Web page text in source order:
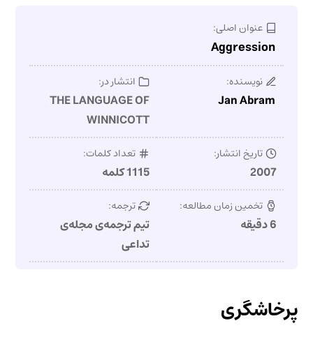
عنوان اصلی:
Aggression
نویسنده:
Jan Abram
انتشار در:
THE LANGUAGE OF
WINNICOTT
تاریخ انتشار:
2007
تعداد کلمات:
1115 کلمه
تخمین زمان مطالعه:
6 دقیقه
ترجمه:
تیم ترجمه‌ی مجله‌ی
تداعی
پرخاشگری